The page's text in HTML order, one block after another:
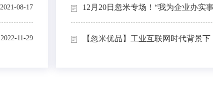
2021-08-17
2022-11-29
12月20日忽米专场！“我为企业办实
【忽米优品】工业互联网时代背景